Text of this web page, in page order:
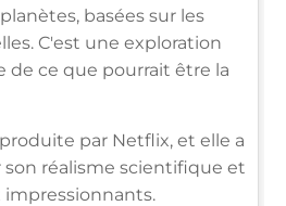
basées sur les
C'est une exploration
de ce que pourrait être la
par Netflix, et elle a
réalisme scientifique et
impressionnants.